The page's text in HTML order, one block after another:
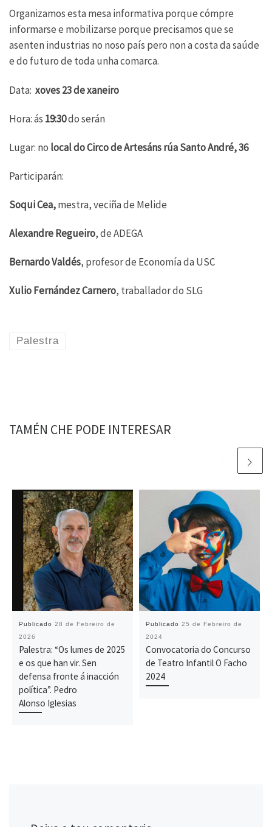
Organizamos esta mesa informativa porque cómpre
informarse e mobilizarse porque precisamos que se
asenten industrias no noso país pero non a costa da saúde
e do futuro de toda unha comarca.
Data: xoves 23 de xaneiro
Hora: ás 19:30do serán
Lugar: no local do Circo de Artesáns rúa Santo André, 36
Participarán:
Soqui Cea,mestra, veciña de Melide
Alexandre Regueiro, de ADEGA
Bernardo Valdés, profesor de Economía da USC
Xulio Fernández Carnero, traballador do SLG
Palestra
TAMÉN CHE PODE INTERESAR
Publicado 28 de Febreiro de
2026
Palestra: “Os lumes de 2025
e os que han vir. Sen
defensa fronte á inacción
política”. Pedro
Alonso Iglesias
Publicado 25 de Febreiro de
2024
Convocatoria do Concurso
de Teatro Infantil O Facho
2024